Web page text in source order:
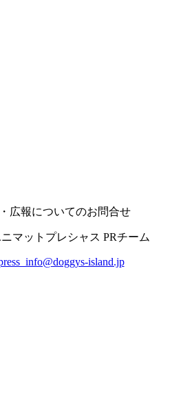
広報についてのお問合せ
マットプレシャス PRチーム
island.jp